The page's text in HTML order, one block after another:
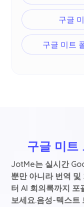
구글
구글 미트
구글 미트
JotMe는 실시간
뿐만 아니라 번역
터 AI 회의록까지 포
보세요.음성-텍스트